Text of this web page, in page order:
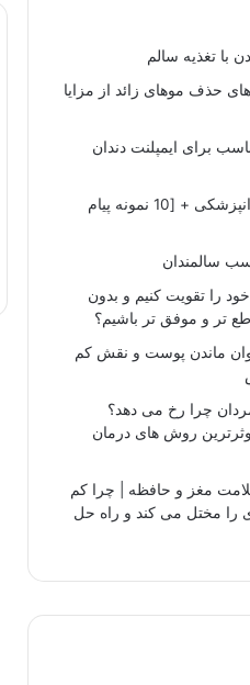
با تغذیه سالم
حذف موهای زائد از مزایا
برای ایمپلنت دندان
متن کوتاه در مورد دندانپزشکی + [10 نمونه پیام
سالمندان
را تقویت کنیم و بدون
تر و موفق تر باشیم؟
ماندن پوست و نقش کم
چرا رخ می دهد؟
روش های درمان
مغز و حافظه | چرا کم
را مختل می کند و راه حل